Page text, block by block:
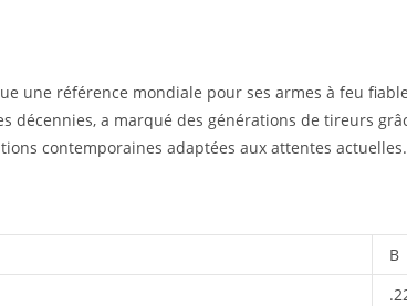
une référence mondiale pour ses armes à feu
décennies, a marqué des générations de tireurs
contemporaines adaptées aux attentes actuelles.
B